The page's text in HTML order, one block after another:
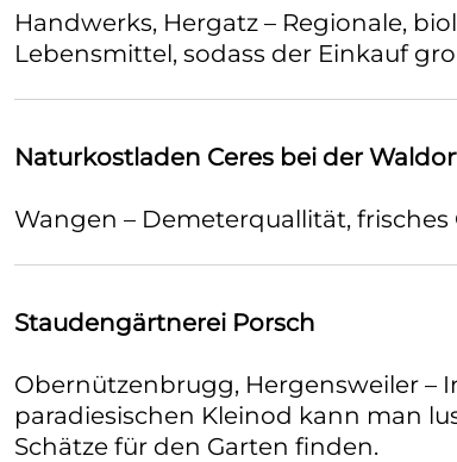
Handwerks, Hergatz – Regionale,
Lebensmittel, sodass der Einkauf
Naturkostladen Ceres bei der
Wangen – Demeterquallität, frisches
Staudengärtnerei Porsch
Obernützenbrugg, Hergensweiler –
paradiesischen Kleinod kann man
Schätze für den Garten finden.